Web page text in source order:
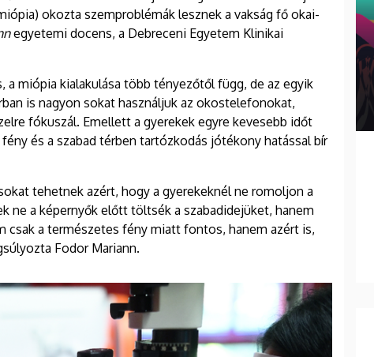
okozta szemproblémák lesznek a vakság fő okai-
egyetemi docens, a Debreceni Egyetem Klinikai
a miópia kialakulása több tényezőtől függ, de az egyik
is nagyon sokat használjuk az okostelefonokat,
fókuszál. Emellett a gyerekek egyre kevesebb időt
és a szabad térben tartózkodás jótékony hatással bír
tehetnek azért, hogy a gyerekeknél ne romoljon a
ne a képernyők előtt töltsék a szabadidejüket, hanem
csak a természetes fény miatt fontos, hanem azért is,
Fodor Mariann.